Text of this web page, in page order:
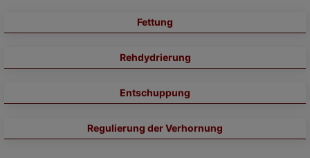
Fettung
Rehdydrierung
Entschuppung
Regulierung der Verhornung